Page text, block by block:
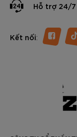
Hỗ trợ 24/7
Kết nối: